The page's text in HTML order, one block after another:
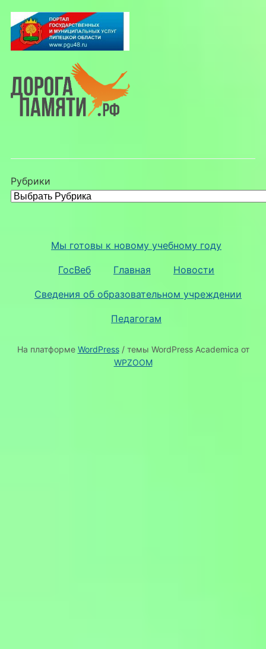
Рубрики
Мы готовы к новому учебному году
ГосВеб Главная Новости
Сведения об образовательном учреждении
Педагогам
На платформе WordPress/ темы WordPress Academica от
WPZOOM